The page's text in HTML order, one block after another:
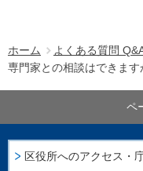
ホーム よくある質問
専門家との相談はできます
区役所へのアクセス・
ペ